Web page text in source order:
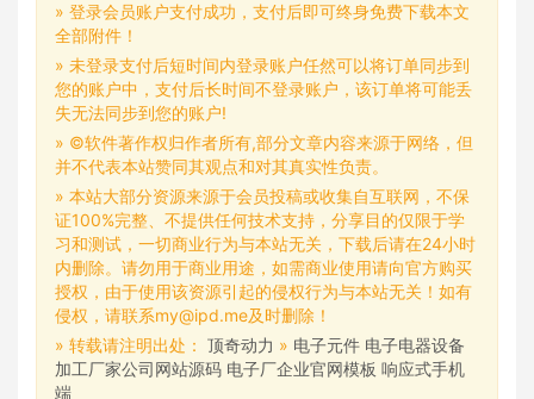
» 登录会员账户支付成功，支付后即可终身免费下载本文
全部附件！
» 未登录支付后短时间内登录账户任然可以将订单同步到
您的账户中，支付后长时间不登录账户，该订单将可能丢
失无法同步到您的账户!
» ©软件著作权归作者所有,部分文章内容来源于网络，但
并不代表本站赞同其观点和对其真实性负责。
» 本站大部分资源来源于会员投稿或收集自互联网，不保
证100%完整、不提供任何技术支持，分享目的仅限于学
习和测试，一切商业行为与本站无关，下载后请在24小时
内删除。请勿用于商业用途，如需商业使用请向官方购买
授权，由于使用该资源引起的侵权行为与本站无关！如有
侵权，请联系my@ipd.me及时删除！
» 转载请注明出处： 顶奇动力 » 电子元件 电子电器设备
加工厂家公司网站源码 电子厂企业官网模板 响应式手机
端